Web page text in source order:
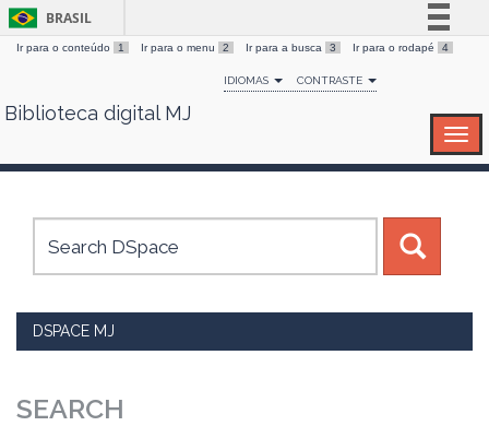
Skip
BRASIL
Simplifique!
Comunica BR
Canais
Ir para o conteúdo 1 Ir para o menu 2 Ir para a busca 3 Ir para o rodapé 4
IDIOMAS CONTRASTE
Biblioteca digital MJ
DSPACE MJ
SEARCH